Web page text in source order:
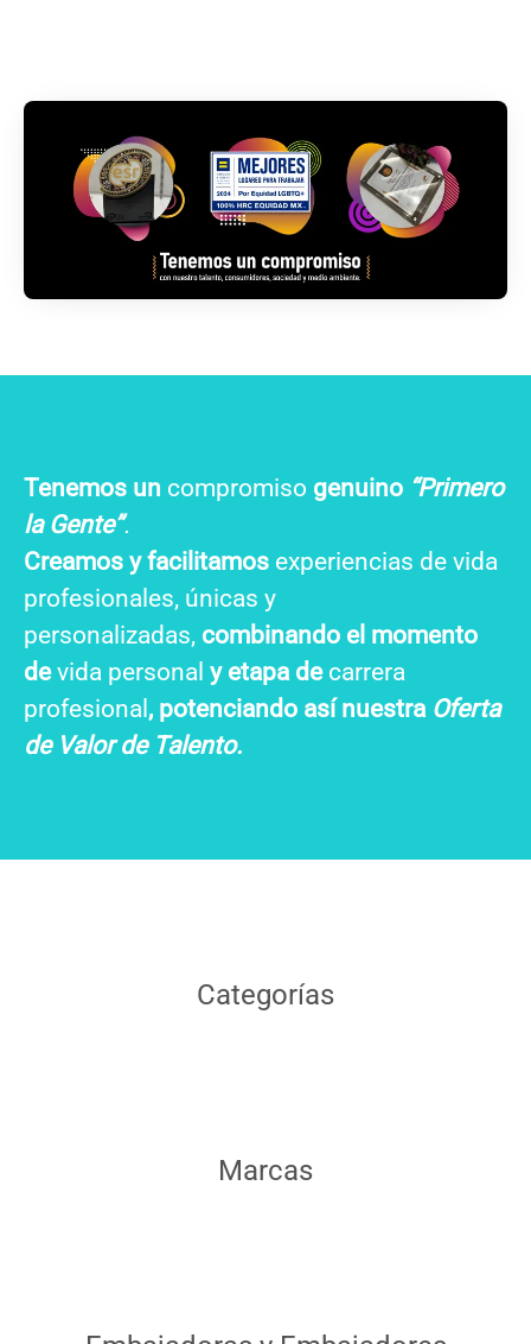
Tenemos un compromiso genuino “Primero
la Gente”.
Creamos y facilitamos experiencias de vida
profesionales, únicas y
personalizadas, combinando el momento
devida personal y etapa de carrera
profesional , potenciando así nuestra Oferta
de Valor de Talento.
Categorías
Marcas